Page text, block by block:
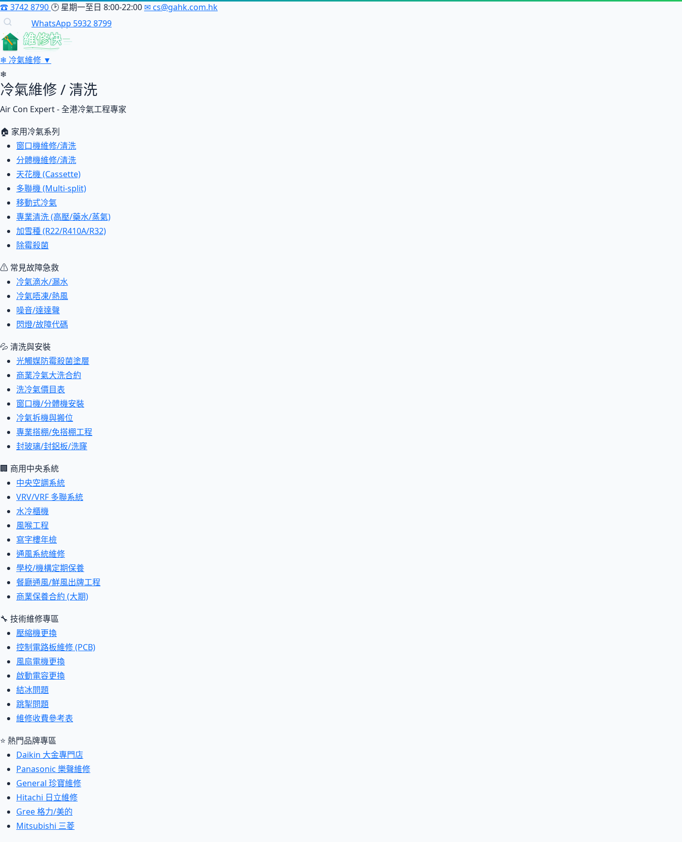
☎3742 8790 🕑 星期一至日 8:00-22:00 ✉cs@gahk.com.hk
WhatsApp 5932 8799
維修快
❄ 冷氣維修 ▼
❄
冷氣維修 / 清洗
Air Con Expert - 全港冷氣工程專家
🏠 家用冷氣系列
窗口機維修/清洗
分體機維修/清洗
天花機 (Cassette)
多聯機 (Multi-split)
移動式冷氣
專業清洗 (高壓/藥水/蒸氣)
加雪種 (R22/R410A/R32)
除霉殺菌
⚠ 常見故障急救
冷氣滴水/漏水
冷氣唔凍/熱風
噪音/達達聲
閃燈/故障代碼
💦 清洗與安裝
光觸媒防霉殺菌塗層
商業冷氣大洗合約
洗冷氣價目表
窗口機/分體機安裝
冷氣拆機與搬位
專業搭棚/免搭棚工程
封玻璃/封鋁板/洗窿
🏢 商用中央系統
中央空調系統
VRV/VRF 多聯系統
水冷櫃機
風喉工程
寫字樓年檢
通風系統維修
學校/機構定期保養
餐廳通風/鮮風出牌工程
商業保養合約 (大期)
🔧 技術維修專區
壓縮機更換
控制電路板維修 (PCB)
風扇電機更換
啟動電容更換
結冰問題
跳掣問題
維修收費參考表
⭐ 熱門品牌專區
Daikin 大金專門店
Panasonic 樂聲維修
General 珍寶維修
Hitachi 日立維修
Gree 格力/美的
Mitsubishi 三菱